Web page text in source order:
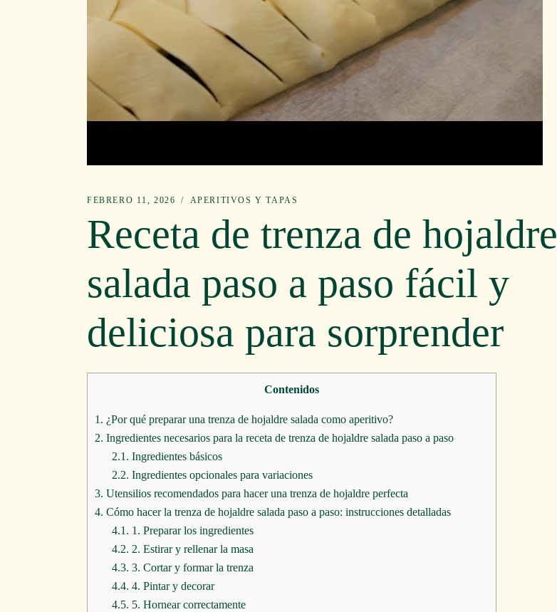
FEBRERO 11, 2026 APERITIVOS Y TAPAS
Receta de trenza de hojaldre
salada paso a paso fácil y
deliciosa para sorprender
Contenidos
1. ¿Por qué preparar una trenza de hojaldre salada como aperitivo?
2. Ingredientes necesarios para la receta de trenza de hojaldre salada paso a paso
2.1. Ingredientes básicos
2.2. Ingredientes opcionales para variaciones
3. Utensilios recomendados para hacer una trenza de hojaldre perfecta
4. Cómo hacer la trenza de hojaldre salada paso a paso: instrucciones detalladas
4.1. 1. Preparar los ingredientes
4.2. 2. Estirar y rellenar la masa
4.3. 3. Cortar y formar la trenza
4.4. 4. Pintar y decorar
4.5. 5. Hornear correctamente